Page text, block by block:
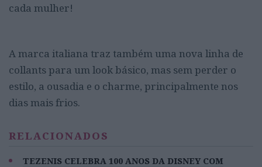
cada mulher!
A marca italiana traz também uma nova linha de
collants para um look básico, mas sem perder o
estilo, a ousadia e o charme, principalmente nos
dias mais frios.
RELACIONADOS
TEZENIS CELEBRA 100 ANOS DA DISNEY COM